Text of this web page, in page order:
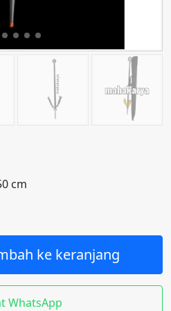
cm
ke keranjang
WhatsApp